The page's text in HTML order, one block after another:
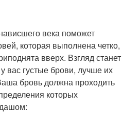
века поможет
которая выполнена четко,
вверх. Взгляд станет
вас густые брови, лучше их
бровь должна проходить
которых